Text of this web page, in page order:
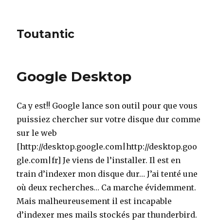
Toutantic
Google Desktop
Ca y est!! Google lance son outil pour que vous
puissiez chercher sur votre disque dur comme
sur le web
[http://desktop.google.com|http://desktop.goo
gle.com|fr] Je viens de l’installer. Il est en
train d’indexer mon disque dur… J’ai tenté une
où deux recherches… Ca marche évidemment.
Mais malheureusement il est incapable
d’indexer mes mails stockés par thunderbird.